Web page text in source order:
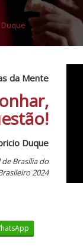
da Mente
Duque
Brasília do
2024